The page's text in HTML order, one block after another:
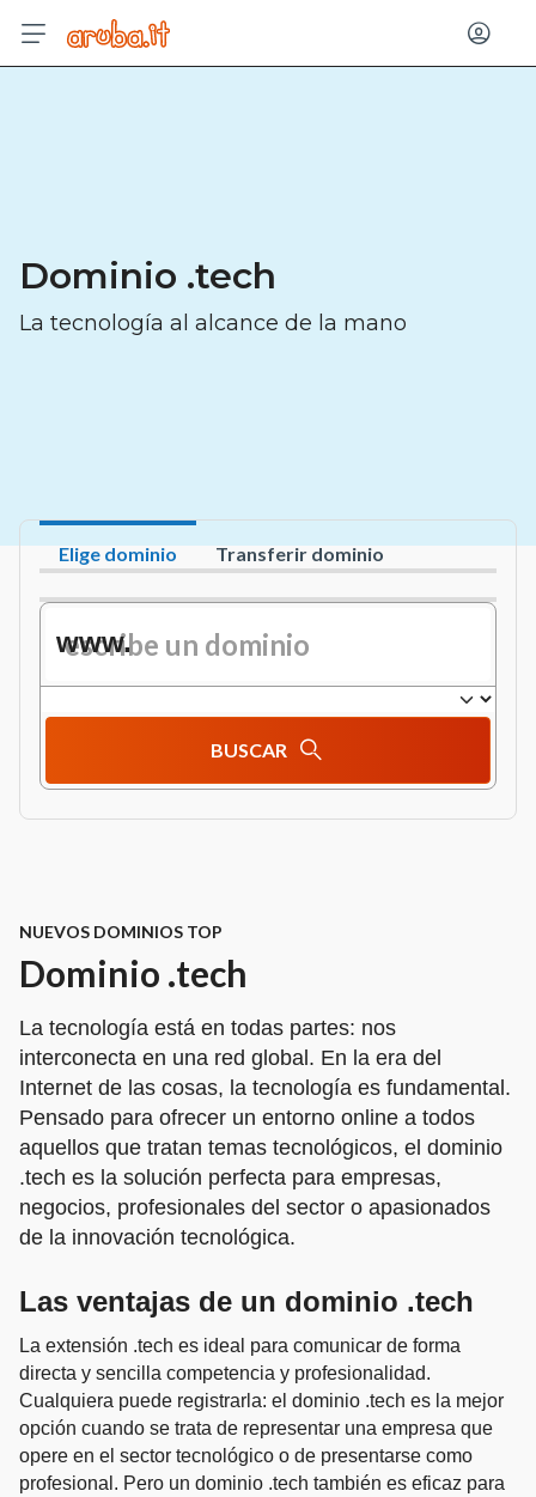
Entrar
Dominio .tech
La tecnología al alcance de la mano
Elige dominio Transferir dominio
www.
BUSCAR
NUEVOS DOMINIOS TOP
Dominio .tech
La tecnología está en todas partes: nos
interconecta en una red global. En la era del
Internet de las cosas, la tecnología es fundamental.
Pensado para ofrecer un entorno online a todos
aquellos que tratan temas tecnológicos, el dominio
.tech es la solución perfecta para empresas,
negocios, profesionales del sector o apasionados
de la innovación tecnológica.
Las ventajas de un dominio .tech
La extensión .tech es ideal para comunicar de forma
directa y sencilla competencia y profesionalidad.
Cualquiera puede registrarla: el dominio .tech es la mejor
opción cuando se trata de representar una empresa que
opere en el sector tecnológico o de presentarse como
profesional. Pero un dominio .tech también es eficaz para